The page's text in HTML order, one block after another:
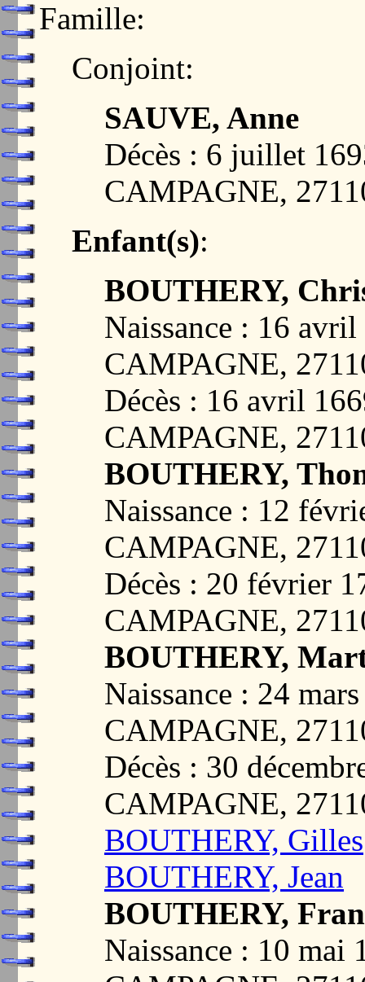
Famille:
Conjoint:
SAUVE, Anne
Décès : 6 juillet
CAMPAGNE,
Enfant(s):
BOUTHERY,
Naissance : 16
CAMPAGNE,
Décès : 16 avril
CAMPAGNE,
BOUTHERY,
Naissance : 12
CAMPAGNE,
Décès : 20 février
CAMPAGNE,
BOUTHERY,
Naissance : 24
CAMPAGNE,
Décès : 30
CAMPAGNE,
BOUTHERY, Gilles
BOUTHERY, Jean
BOUTHERY,
Naissance : 10